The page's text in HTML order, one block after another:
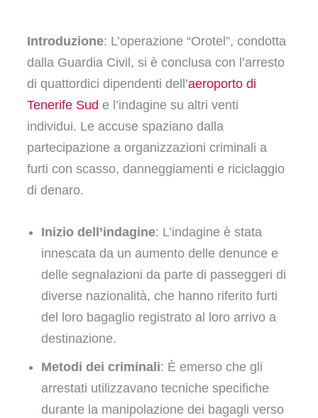
Introduzione: L’operazione “Orotel”, condotta
dalla Guardia Civil, si è conclusa con l’arresto
di quattordici dipendenti dell’aeroporto di
Tenerife Sud e l’indagine su altri venti
individui. Le accuse spaziano dalla
partecipazione a organizzazioni criminali a
furti con scasso, danneggiamenti e riciclaggio
di denaro.
Inizio dell’indagine: L’indagine è stata
innescata da un aumento delle denunce e
delle segnalazioni da parte di passeggeri di
diverse nazionalità, che hanno riferito furti
del loro bagaglio registrato al loro arrivo a
destinazione.
Metodi dei criminali: È emerso che gli
arrestati utilizzavano tecniche specifiche
durante la manipolazione dei bagagli verso